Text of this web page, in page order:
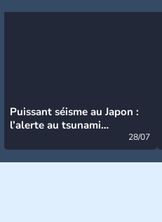
Puissant séisme au Japon :
l’alerte au tsunami
28/07